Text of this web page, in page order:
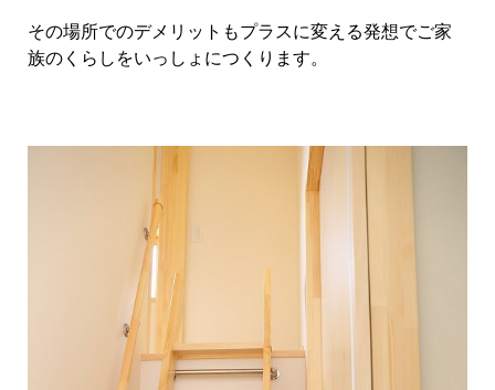
その場所でのデメリットもプラスに変える発想でご家
族のくらしをいっしょにつくります。